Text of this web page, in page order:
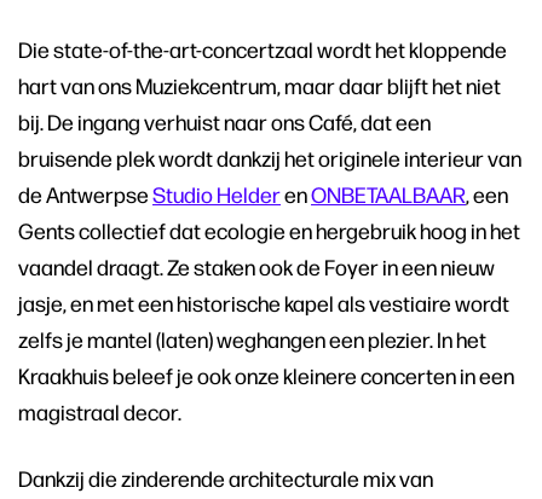
Die state-of-the-art-concertzaal wordt het kloppende
hart van ons Muziekcentrum, maar daar blijft het niet
bij. De ingang verhuist naar ons Café, dat een
bruisende plek wordt dankzij het originele interieur van
de AntwerpseStudio HelderenONBETAALBAAR, een
Gents collectief dat ecologie en hergebruik hoog in het
vaandel draagt. Ze staken ook de Foyer in een nieuw
jasje, en met een historische kapel als vestiaire wordt
zelfs je mantel (laten) weghangen een plezier. In het
Kraakhuis beleef je ook onze kleinere concerten in een
magistraal decor.
Dankzij die zinderende architecturale mix van
Inzoomen Inzoomen